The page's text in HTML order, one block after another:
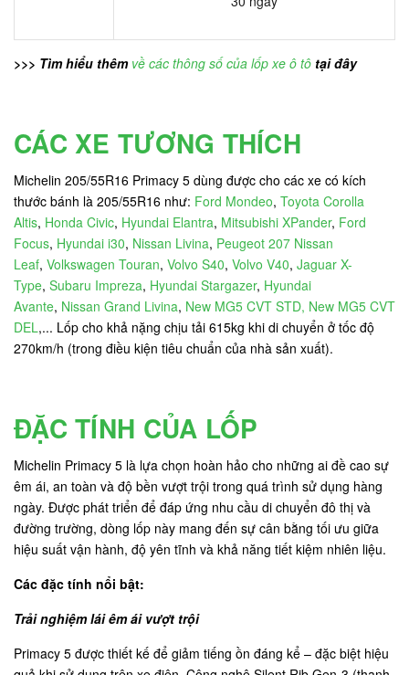
>>> Tìm hiểu thêm về các thông số của lốp xe ô tô tại đây
CÁC XE TƯƠNG THÍCH
Michelin 205/55R16 Primacy 5 dùng được cho các xe có kích
thước bánh là 205/55R16 như: Ford Mondeo, Toyota Corolla
Altis, Honda Civic, Hyundai Elantra, Mitsubishi XPander, Ford
Focus, Hyundai i30, Nissan Livina, Peugeot 207 Nissan
Leaf, Volkswagen Touran, Volvo S40, Volvo V40, Jaguar X-
Type, Subaru Impreza, Hyundai Stargazer, Hyundai
Avante, Nissan Grand Livina, New MG5 CVT STD, New MG5 CVT
DEL,... Lốp cho khả nặng chịu tải 615kg khi di chuyển ở tốc độ
270km/h (trong điều kiện tiêu chuẩn của nhà sản xuất).
ĐẶC TÍNH CỦA LỐP
Michelin Primacy 5 là lựa chọn hoàn hảo cho những ai đề cao sự
êm ái, an toàn và độ bền vượt trội trong quá trình sử dụng hàng
ngày. Được phát triển để đáp ứng nhu cầu di chuyển đô thị và
đường trường, dòng lốp này mang đến sự cân bằng tối ưu giữa
hiệu suất vận hành, độ yên tĩnh và khả năng tiết kiệm nhiên liệu.
Các đặc tính nổi bật:
Trải nghiệm lái êm ái vượt trội
Primacy 5 được thiết kế để giảm tiếng ồn đáng kể – đặc biệt hiệu